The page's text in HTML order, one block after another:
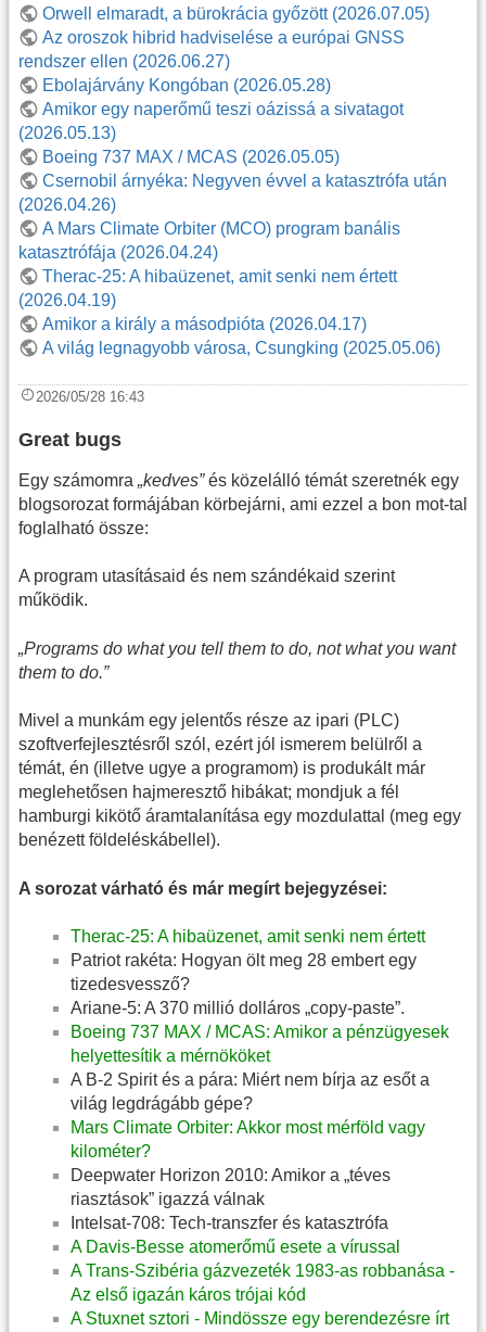
Orwell elmaradt, a bürokrácia győzött (2026.07.05)
Az oroszok hibrid hadviselése a európai GNSS
rendszer ellen (2026.06.27)
Ebolajárvány Kongóban (2026.05.28)
Amikor egy naperőmű teszi oázissá a sivatagot
(2026.05.13)
Boeing 737 MAX / MCAS (2026.05.05)
Csernobil árnyéka: Negyven évvel a katasztrófa után
(2026.04.26)
A Mars Climate Orbiter (MCO) program banális
katasztrófája (2026.04.24)
Therac-25: A hibaüzenet, amit senki nem értett
(2026.04.19)
Amikor a király a másodpióta (2026.04.17)
A világ legnagyobb városa, Csungking (2025.05.06)
2026/05/28 16:43
Great bugs
Egy számomra „kedves”és közelálló témát szeretnék egy
blogsorozat formájában körbejárni, ami ezzel a bon mot-tal
foglalható össze:
A program utasításaid és nem szándékaid szerint
működik.
„Programs do what you tell them to do, not what you want
them to do.”
Mivel a munkám egy jelentős része az ipari (PLC)
szoftverfejlesztésről szól, ezért jól ismerem belülről a
témát, én (illetve ugye a programom) is produkált már
meglehetősen hajmeresztő hibákat; mondjuk a fél
hamburgi kikötő áramtalanítása egy mozdulattal (meg egy
benézett földeléskábellel).
A sorozat várható és már megírt bejegyzései:
Therac-25: A hibaüzenet, amit senki nem értett
Patriot rakéta: Hogyan ölt meg 28 embert egy
tizedesvessző?
Ariane-5: A 370 millió dolláros „copy-paste”.
Boeing 737 MAX / MCAS: Amikor a pénzügyesek
helyettesítik a mérnököket
A B-2 Spirit és a pára: Miért nem bírja az esőt a
világ legdrágább gépe?
Mars Climate Orbiter: Akkor most mérföld vagy
kilométer?
Deepwater Horizon 2010: Amikor a „téves
riasztások” igazzá válnak
Intelsat-708: Tech-transzfer és katasztrófa
A Davis-Besse atomerőmű esete a vírussal
A Trans-Szibéria gázvezeték 1983-as robbanása -
Az első igazán káros trójai kód
A Stuxnet sztori - Mindössze egy berendezésre írt